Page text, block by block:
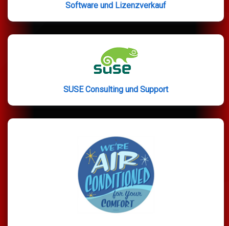
Software und Lizenzverkauf
SUSE Consulting und Support